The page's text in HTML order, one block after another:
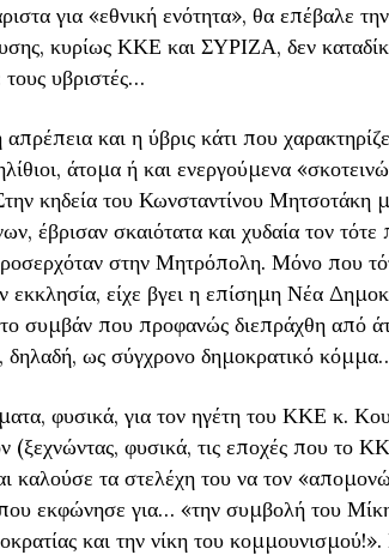
για «εθνική ενότητα», θα επέβαλε
κυρίως ΚΚΕ και ΣΥΡΙΖΑ, δεν
υβριστές…
απρέπεια και η ύβρις κάτι που
άτομα ή και ενεργούμενα
κηδεία του Κωνσταντίνου Μητσοτάκη
έβρισαν σκαιότατα και χυδαία τον
στην Μητρόπολη. Μόνο που
εκκλησία, είχε βγει η επίσημη Νέα
συμβάν που προφανώς διεπράχθη από
δηλαδή, ως σύγχρονο δημοκρατικό
φυσικά, για τον ηγέτη του ΚΚΕ κ.
(ξεχνώντας, φυσικά, τις εποχές που το
καλούσε τα στελέχη του να τον
εκφώνησε για… «την συμβολή του
και την νίκη του